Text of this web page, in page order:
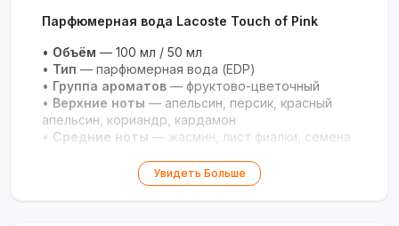
Парфюмерная вода Lacoste Touch of Pink
• Объём — 100 мл / 50 мл
• Тип — парфюмерная вода (EDP)
• Группа ароматов — фруктово-цветочный
• Верхние ноты — апельсин, персик, красный
апельсин, кориандр, кардамон
• Средние ноты — жасмин, лист фиалки, семена
Базовые ноты
— ваниль, мускус, сандаловое
Увидеть Больше